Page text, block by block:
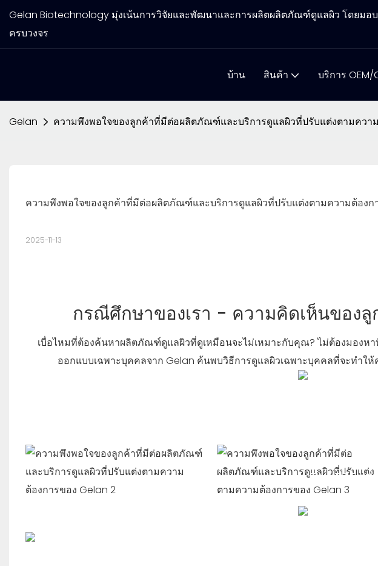
Gelan Biotechnology มุ่งเน้นการวิจัยและพัฒนาและการผลิตผลิตภัณฑ์ดูแลผิว โดยมอ
ครบวงจร
บ้าน สินค้า บริการ OEM/
Gelan ความพึงพอใจของลูกค้าที่มีต่อผลิตภัณฑ์และบริการดูแลผิวที่ปรับแต่งตามควา
ความพึงพอใจของลูกค้าที่มีต่อผลิตภัณฑ์และบริการดูแลผิวที่ปรับแต่งตามความต้องก
2025-11-13
กรณีศึกษาของเรา - ความคิดเห็นของ
เบื่อไหมที่ต้องค้นหาผลิตภัณฑ์ดูแลผิวที่ดูเหมือนจะไม่เหมาะกับคุณ? ไม่ต้องมองห
ออกแบบเฉพาะบุคคลจาก Gelan ค้นพบวิธีการดูแลผิวเฉพาะบุคคลที่จะทำใ
TIME TO PLAY
เวลาทำการร้าน
TIME TO PLAY
เวลาทำการร้าน